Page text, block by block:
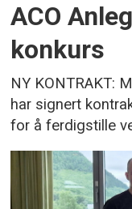
ACO
konkurs
NY KONTRAKT:
har signert
for å ferdigstille